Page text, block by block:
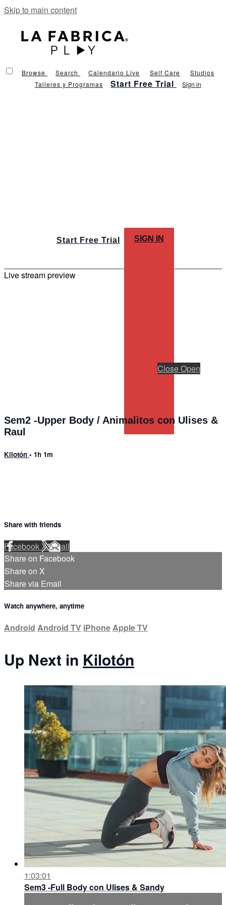
Skip to main content
Browse Search Calendario Live Self Care
Studios
Talleres y Programas
Start Free Trial Sign in
Start Free Trial SIGN IN
Live stream preview
CloseOpen
Sem2 -Upper Body / Animalitos con Ulises &
Raul
Kilotón • 1h 1m
Share with friends
FacebookXEmail
Share on Facebook
Share on X
Share via Email
Watch anywhere, anytime
Android Android TV iPhoneApple TV
Up Next in Kilotón
1:03:01
Sem3 -Full Body con Ulises & Sandy